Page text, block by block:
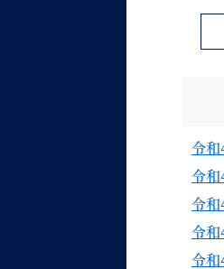
令
令
令
令和
令和